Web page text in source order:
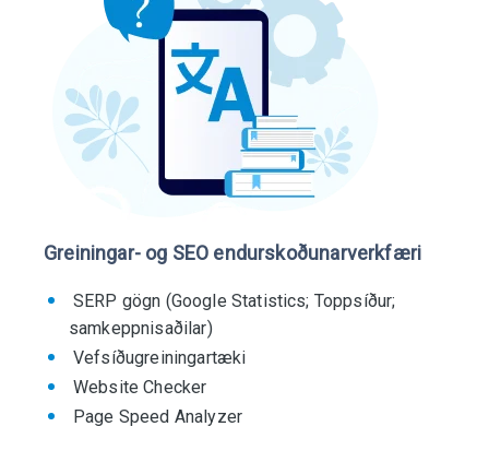
Greiningar- og SEO endurskoðunarverkfæri
SERP gögn (Google Statistics; Toppsíður;
samkeppnisaðilar)
Vefsíðugreiningartæki
Website Checker
Page Speed ​​​​Analyzer